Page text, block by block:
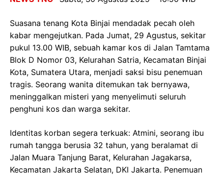
Suasana tenang Kota Binjai mendadak pecah oleh
kabar mengejutkan. Pada Jumat, 29 Agustus, sekitar
pukul 13.00 WIB, sebuah kamar kos di Jalan Tamtama
Blok D Nomor 03, Kelurahan Satria, Kecamatan Binjai
Kota, Sumatera Utara, menjadi saksi bisu penemuan
tragis. Seorang wanita ditemukan tak bernyawa,
meninggalkan misteri yang menyelimuti seluruh
penghuni kos dan warga sekitar.
Identitas korban segera terkuak: Atmini, seorang ibu
rumah tangga berusia 32 tahun, yang beralamat di
Jalan Muara Tanjung Barat, Kelurahan Jagakarsa,
Kecamatan Jakarta Selatan, DKI Jakarta. Penemuan